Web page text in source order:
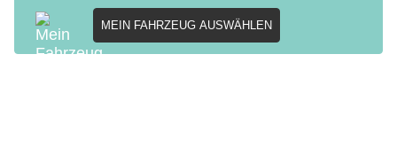
MEIN FAHRZEUG AUSWÄHLEN